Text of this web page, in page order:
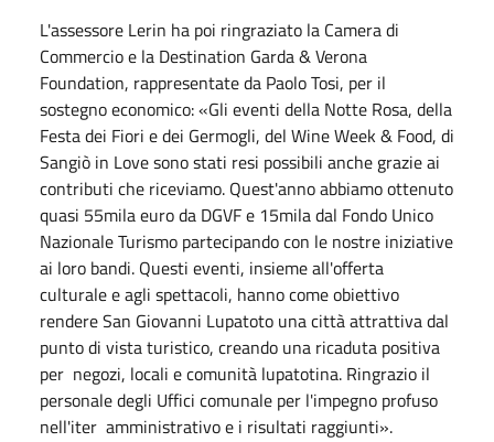
L'assessore Lerin ha poi ringraziato la Camera di
Commercio e la Destination Garda & Verona
Foundation, rappresentate da Paolo Tosi, per il
sostegno economico: «Gli eventi della Notte Rosa, della
Festa dei Fiori e dei Germogli, del Wine Week & Food, di
Sangiò in Love sono stati resi possibili anche grazie ai
contributi che riceviamo. Quest'anno abbiamo ottenuto
quasi 55mila euro da DGVF e 15mila dal Fondo Unico
Nazionale Turismo partecipando con le nostre iniziative
ai loro bandi. Questi eventi, insieme all'offerta
culturale e agli spettacoli, hanno come obiettivo
rendere San Giovanni Lupatoto una città attrattiva dal
punto di vista turistico, creando una ricaduta positiva
per negozi, locali e comunità lupatotina. Ringrazio il
personale degli Uffici comunale per l'impegno profuso
nell'iter amministrativo e i risultati raggiunti».